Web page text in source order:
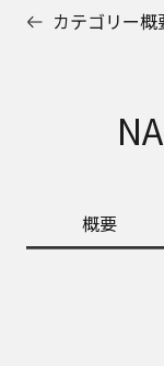
カテゴリー概
概要